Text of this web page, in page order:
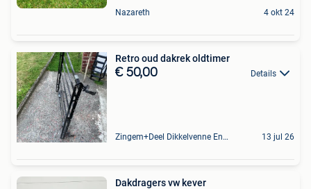
Nazareth 4 okt 24
Retro oud dakrek oldtimer
€ 50,00 Details
Zingem+Deel Dikkelvenne En Nederzwalm-Hermelgem 13 jul 26
Dakdragers vw kever